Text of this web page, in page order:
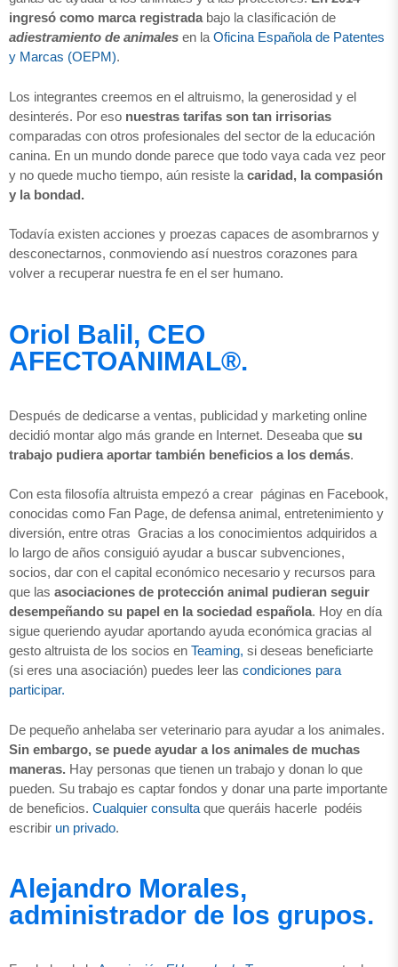
ingresó como marca registrada bajo la clasificación de
adiestramiento de animales en la Oficina Española de Patentes
y Marcas (OEPM).
Los integrantes creemos en el altruismo, la generosidad y el
desinterés. Por eso nuestras tarifas son tan irrisorias
comparadas con otros profesionales del sector de la educación
canina. En un mundo donde parece que todo vaya cada vez peor
y no quede mucho tiempo, aún resiste la caridad, la compasión
y la bondad.
Todavía existen acciones y proezas capaces de asombrarnos y
desconectarnos, conmoviendo así nuestros corazones para
volver a recuperar nuestra fe en el ser humano.
Oriol Balil, CEO
AFECTOANIMAL®.
Después de dedicarse a ventas, publicidad y marketing online
decidió montar algo más grande en Internet. Deseaba que su
trabajo pudiera aportar también beneficios a los demás.
Con esta filosofía altruista empezó a crear páginas en Facebook,
conocidas como Fan Page, de defensa animal, entretenimiento y
diversión, entre otras Gracias a los conocimientos adquiridos a
lo largo de años consiguió ayudar a buscar subvenciones,
socios, dar con el capital económico necesario y recursos para
que las asociaciones de protección animal pudieran seguir
desempeñando su papel en la sociedad española. Hoy en día
sigue queriendo ayudar aportando ayuda económica gracias al
gesto altruista de los socios en Teaming, si deseas beneficiarte
(si eres una asociación) puedes leer las condiciones para
participar.
De pequeño anhelaba ser veterinario para ayudar a los animales.
Sin embargo, se puede ayudar a los animales de muchas
maneras. Hay personas que tienen un trabajo y donan lo que
pueden. Su trabajo es captar fondos y donar una parte importante
de beneficios. Cualquier consulta que queráis hacerle podéis
escribir un privado.
Alejandro Morales,
administrador de los grupos.